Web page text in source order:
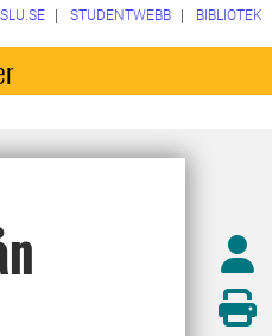
SLU.SE STUDENTWEBB BIBLIOTEK